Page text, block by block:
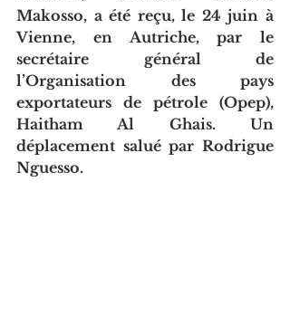
Makosso, a été reçu, le 24 juin à
Vienne, en Autriche, par le
secrétaire général de
l’Organisation des pays
exportateurs de pétrole (Opep),
Haitham Al Ghais. Un
déplacement salué par Rodrigue
Nguesso.